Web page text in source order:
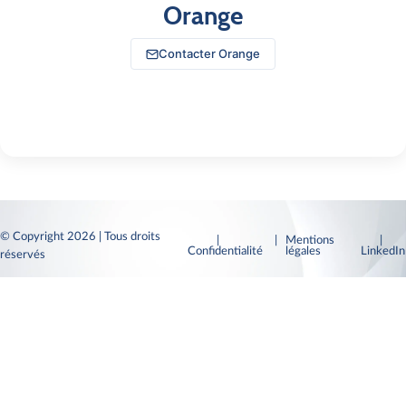
Orange
Contacter Orange
© Copyright 2026 | Tous droits
réservés
Confidentialité
| Mentions
légales